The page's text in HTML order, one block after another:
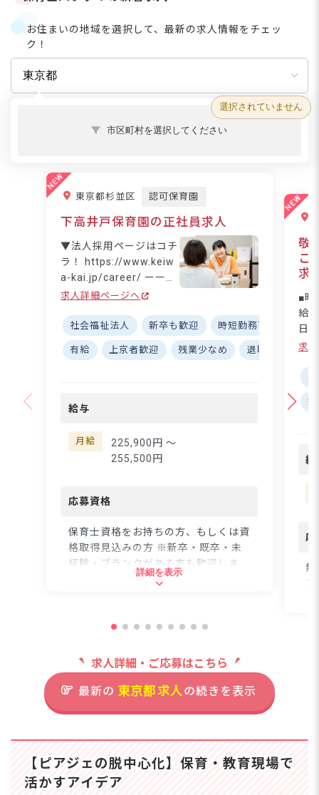
ピアジェの研究は、「子どもがどのよう
か」という問いに基づき、発達心理学に
大きな貢献をし
お住まいの地域を選択して、最新の求人情報をチェッ
ク！
選択されていません
市区町村を選択してください
東京都杉並区 認可保育園
下高井戸保育園の正社員求人
▼法人採用ページはコチ
ラ！ https://www.keiw
a-kai.jp/career/ ーー
【子どもも保育士も"い
園】 下高井戸保育園で
は、子どもたちが「いき
いきと遊び、生活でき
も大切にする心を育む保
の「やってみたい！」と
いう気持ちを尊重し、一
人ひとりの成長に寄り添
「西永福駅」から徒歩圏
ので、通勤の負担も少な
め☆ 子どもたちの笑顔
があふれる温かな保育園
で、あなたも一緒に成長
スを大切にする職場環
入に加え、賞与は年3回
支給！残業は月平均4時
働ける環境です◎ 年間
やお誕生日休暇（年1
日）など、プライベート
求人詳細ページへ
社会福祉法人 新卒も歓迎 時短勤務可 リト
有給 上京者歓迎 残業少なめ 退職金制度
給与
月給
225,900円 〜
255,500円
応募資格
保育士資格をお持ちの方、もしくは資
格取得見込みの方 ※新卒・既卒・未
経験・ブランクがある方も歓迎しま
京王井の頭線「西永福駅」より
詳細を表示
敬
こ
求
■時
給
日
ル
に
子
設
ま
補
ち
☆
理
た
な
求
給
応
無
求人詳細・ご応募はこちら
最新の 東京都 求人の続きを表示
【ピアジェの脱中心化】保育・教育現場で
活かすアイデア